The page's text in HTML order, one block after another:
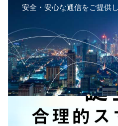
安全・安心な通信をご提供
ピックアップ